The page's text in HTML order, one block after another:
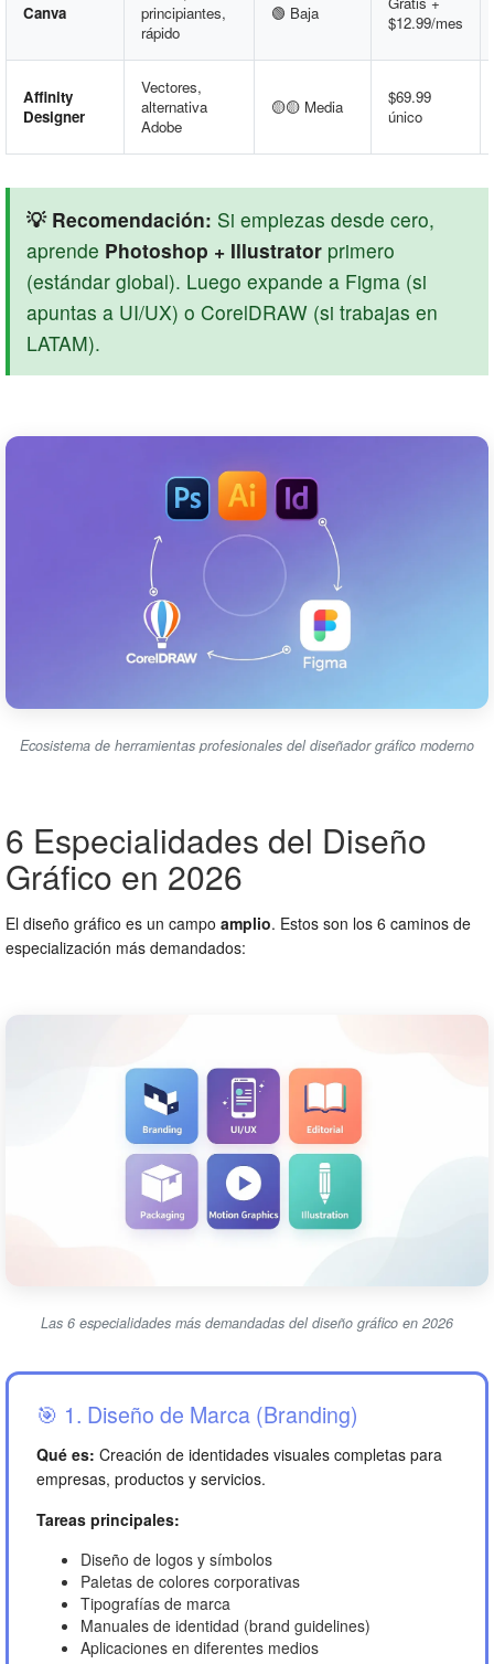
Canva
principiantes,
rápido
🟢 Baja
$12.99/mes
Affinity
Designer
Vectores,
alternativa
Adobe
🟡🟡 Media
$69.99
único
💡 Recomendación: Si empiezas desde cero,
aprende Photoshop + Illustrator primero
(estándar global). Luego expande a Figma (si
apuntas a UI/UX) o CorelDRAW (si trabajas en
LATAM).
Ecosistema de herramientas profesionales del diseñador gráfico moderno
6 Especialidades del Diseño
Gráfico en 2026
El diseño gráfico es un campo amplio. Estos son los 6 caminos de
especialización más demandados:
Las 6 especialidades más demandadas del diseño gráfico en 2026
🎯 1. Diseño de Marca (Branding)
Qué es: Creación de identidades visuales completas para
empresas, productos y servicios.
Tareas principales:
Diseño de logos y símbolos
Paletas de colores corporativas
Tipografías de marca
Manuales de identidad (brand guidelines)
Aplicaciones en diferentes medios